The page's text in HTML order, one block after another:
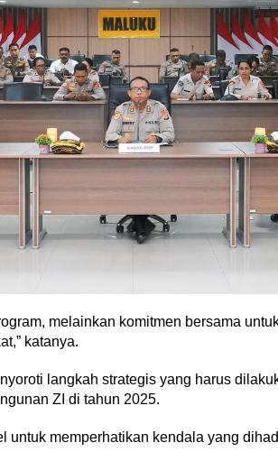
melainkan komitmen bersama
katanya.
langkah strategis yang harus
ZI di tahun 2025.
untuk memperhatikan kendala yang